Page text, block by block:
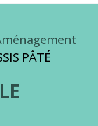
PÂTÉ